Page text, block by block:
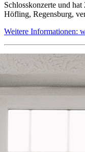
Schlosskonzerte und
Höfling, Regensburg,
Weitere Informationen: